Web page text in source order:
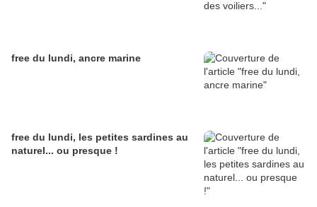
free du lundi, ancre marine
free du lundi, les petites sardines au
naturel... ou presque !